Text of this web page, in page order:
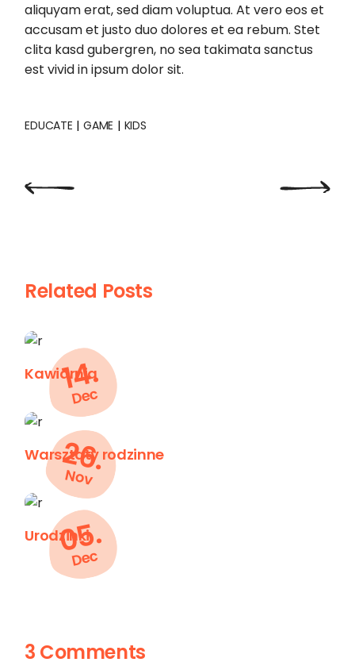
aliquyam erat, sed diam voluptua. At vero eos et
accusam et justo duo dolores et ea rebum. Stet
clita kasd gubergren, no sea takimata sanctus
est vivid in ipsum dolor sit.
EDUCATE GAME KIDS
Related Posts
14.
Dec
Kawiarnia
26.
Nov
Warsztaty rodzinne
05.
Dec
Urodzinki
3 Comments